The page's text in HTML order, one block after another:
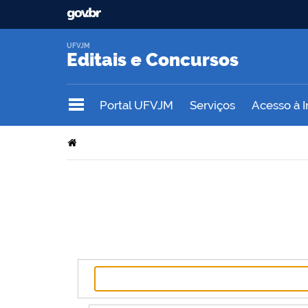
Editais e Concursos
UFVJM
Portal UFVJM Serviços Acesso à